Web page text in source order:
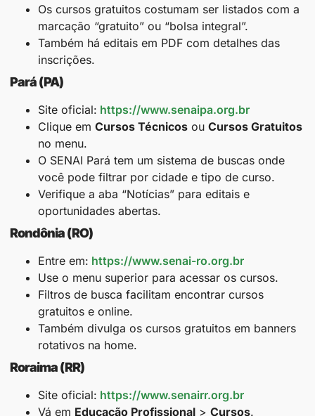
Os cursos gratuitos costumam ser listados com a
marcação “gratuito” ou “bolsa integral”.
Também há editais em PDF com detalhes das
inscrições.
Pará (PA)
Site oficial: https://www.senaipa.org.br
Clique em Cursos Técnicos ou Cursos Gratuitos
no menu.
O SENAI Pará tem um sistema de buscas onde
você pode filtrar por cidade e tipo de curso.
Verifique a aba “Notícias” para editais e
oportunidades abertas.
Rondônia (RO)
Entre em: https://www.senai-ro.org.br
Use o menu superior para acessar os cursos.
Filtros de busca facilitam encontrar cursos
gratuitos e online.
Também divulga os cursos gratuitos em banners
rotativos na home.
Roraima (RR)
Site oficial: https://www.senairr.org.br
Vá em Educação Profissional > Cursos.